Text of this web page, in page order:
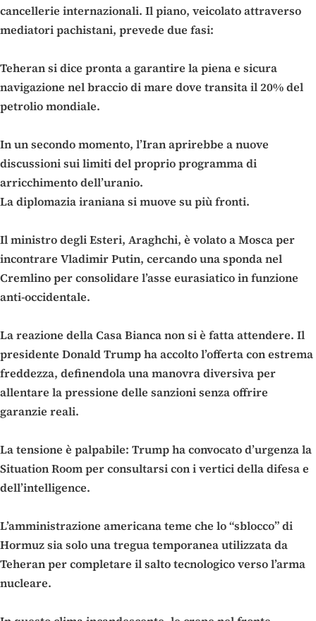
cancellerie internazionali. Il piano, veicolato attraverso
mediatori pachistani, prevede due fasi:
Teheran si dice pronta a garantire la piena e sicura
navigazione nel braccio di mare dove transita il 20% del
petrolio mondiale.
In un secondo momento, l’Iran aprirebbe a nuove
discussioni sui limiti del proprio programma di
arricchimento dell’uranio.
La diplomazia iraniana si muove su più fronti.
Il ministro degli Esteri, Araghchi, è volato a Mosca per
incontrare Vladimir Putin, cercando una sponda nel
Cremlino per consolidare l’asse eurasiatico in funzione
anti-occidentale.
La reazione della Casa Bianca non si è fatta attendere. Il
presidente Donald Trump ha accolto l’offerta con estrema
freddezza, definendola una manovra diversiva per
allentare la pressione delle sanzioni senza offrire
garanzie reali.
La tensione è palpabile: Trump ha convocato d’urgenza la
Situation Room per consultarsi con i vertici della difesa e
dell’intelligence.
L’amministrazione americana teme che lo “sblocco” di
Hormuz sia solo una tregua temporanea utilizzata da
Teheran per completare il salto tecnologico verso l’arma
nucleare.